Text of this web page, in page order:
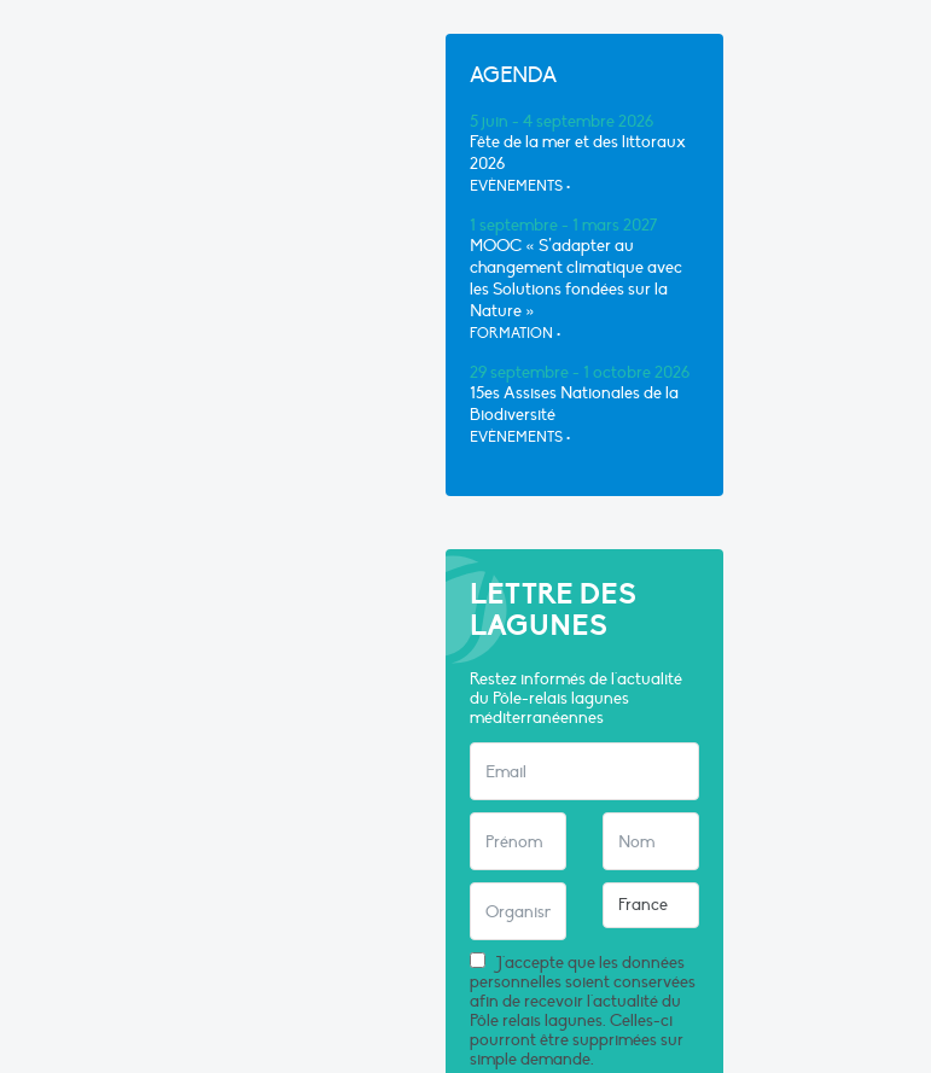
AGENDA
5 juin - 4 septembre 2026
Fête de la mer et des littoraux
2026
EVÈNEMENTS •
1 septembre - 1 mars 2027
MOOC « S’adapter au
changement climatique avec
les Solutions fondées sur la
Nature »
FORMATION •
29 septembre - 1 octobre 2026
15es Assises Nationales de la
Biodiversité
EVÈNEMENTS •
LETTRE DES
LAGUNES
Restez informés de l'actualité
du Pôle-relais lagunes
méditerranéennes
J'accepte que les données
personnelles soient conservées
afin de recevoir l'actualité du
Pôle relais lagunes. Celles-ci
pourront être supprimées sur
simple demande.